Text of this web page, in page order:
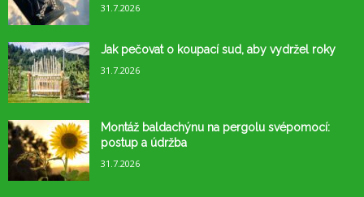
31.7.2026
Jak pečovat o koupací sud, aby vydržel roky
31.7.2026
Montáž baldachýnu na pergolu svépomocí:
postup a údržba
31.7.2026